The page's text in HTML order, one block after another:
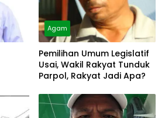
Agam
Pemilihan Umum Legislatif
Usai, Wakil Rakyat Tunduk
Parpol, Rakyat Jadi Apa?